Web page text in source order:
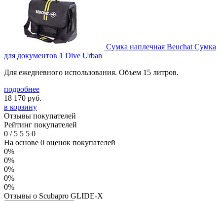
Сумка наплечная Beuchat Сумка
для документов 1 Dive Urban
Для ежедневного использования. Объем 15 литров.
подробнее
18 170 руб.
в корзину
Отзывы покупателей
Рейтинг покупателей
0 /5 5 5 0
На основе 0 оценок покупателей
0%
0%
0%
0%
0%
Отзывы о Scubapro GLIDE-X